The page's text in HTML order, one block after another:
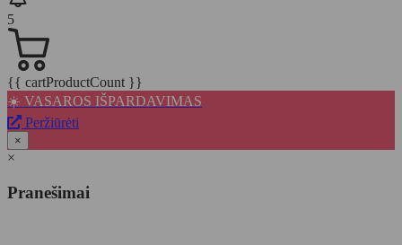
5
{{ cartProductCount }}
☀️ VASAROS IŠPARDAVIMAS
Peržiūrėti
×
×
Pranešimai